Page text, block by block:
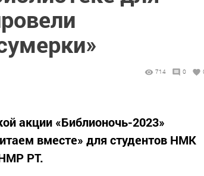
714 0
акции «Библионочь-2023»
вместе» для студентов НМК
РТ.